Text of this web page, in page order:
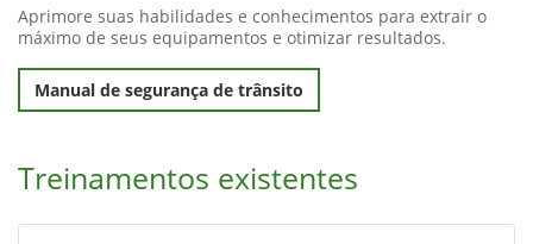
Aprimore suas habilidades e conhecimentos para extrair o
máximo de seus equipamentos e otimizar resultados.
Manual de segurança de trânsito
Treinamentos existentes